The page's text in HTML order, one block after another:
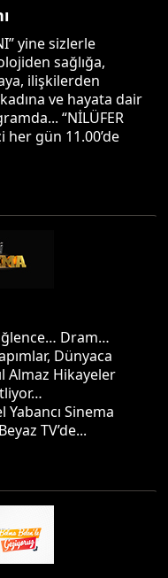
yine sizlerle
sağlığa,
ilişkilerden
ve hayata dair
“NİLÜFER
her gün 11.00’de
Dram…
Dünyaca
Almaz Hikayeler
Sinema
TV’de...